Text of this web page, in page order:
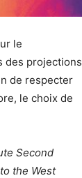
le
des projections
de respecter
le choix de
Second
the West